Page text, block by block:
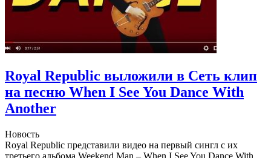
Royal Republic выложили в Сеть клип
на песню When I See You Dance With
Another
Новость
Royal Republic представили видео на первый сингл с их
третьего альбома Weekend Man – When I See You Dance With...